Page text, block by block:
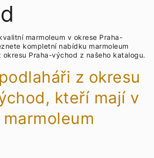
marmoleum v okrese Praha-
kompletní nabídku marmoleum
okresu Praha-východ z našeho katalogu.
z okresu
kteří mají v